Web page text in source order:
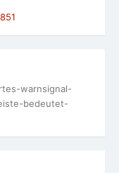
warnsignal-
bedeutet-